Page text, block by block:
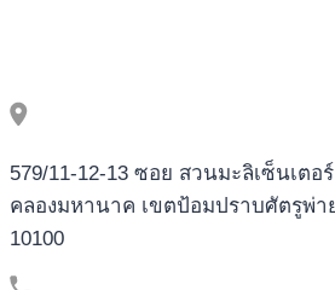
579/11-12-13 ซอย สวนมะลิเซ็นเตอ
คลองมหานาค เขตป้อมปราบศัตรูพ่า
10100